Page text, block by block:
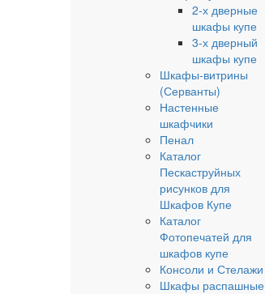
2-х дверные
шкафы купе
3-х дверный
шкафы купе
Шкафы-витрины
(Серванты)
Настенные
шкафчики
Пенал
Каталог
Пескаструйных
рисунков для
Шкафов Купе
Каталог
Фотопечатей для
шкафов купе
Консоли и Стелажи
Шкафы распашные